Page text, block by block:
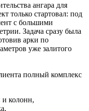
ангара для
только стартовал: под
с большими
Задача сразу была
арки по
уже залитого
полный комплекс
и колонн,